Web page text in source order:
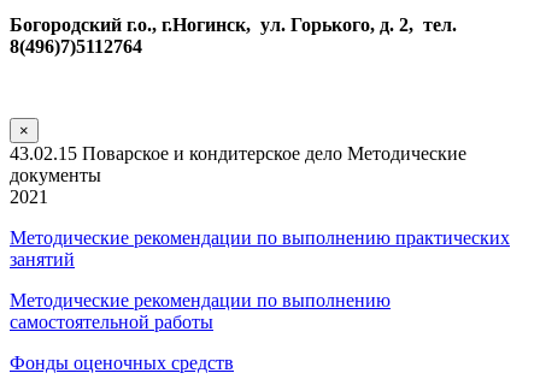
Богородский г.о., г.Ногинск, ул. Горького, д. 2, тел.
8(496)7)5112764
×
43.02.15 Поварское и кондитерское дело Методические
документы
2021
Методические рекомендации по выполнению практических
занятий
Методические рекомендации по выполнению
самостоятельной работы
Фонды оценочных средств